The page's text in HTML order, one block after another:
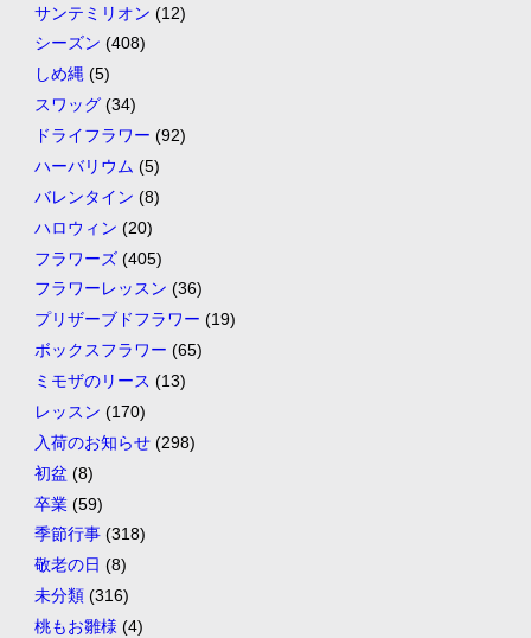
サンテミリオン (12)
シーズン (408)
しめ縄(5)
スワッグ(34)
ドライフラワー (92)
ハーバリウム (5)
バレンタイン (8)
ハロウィン (20)
フラワーズ(405)
フラワーレッスン (36)
プリザーブドフラワー (19)
ボックスフラワー (65)
ミモザのリース (13)
レッスン (170)
入荷のお知らせ(298)
初盆 (8)
卒業(59)
季節行事(318)
敬老の日 (8)
未分類(316)
桃もお雛様 (4)